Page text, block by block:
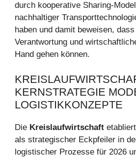
durch kooperative Sharing-
nachhaltiger
haben und damit beweisen,
Verantwortung und
Hand gehen können.
KERNSTRATEGIE
LOGISTIKKONZEPTE
Die Kreislaufwirtschaft
als strategischer Eckpfeiler in
logistischer Prozesse für 2026